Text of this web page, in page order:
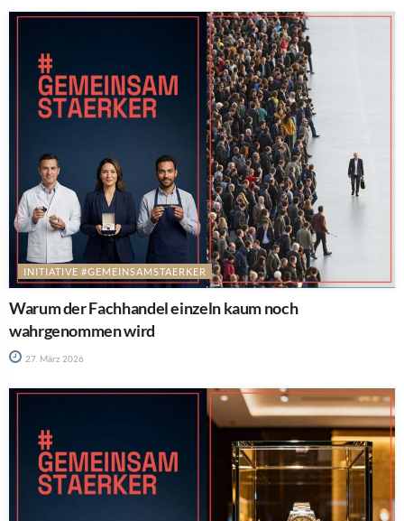
INITIATIVE #GEMEINSAMSTAERKER
Warum der Fachhandel einzeln kaum noch
wahrgenommen wird
27. März 2026